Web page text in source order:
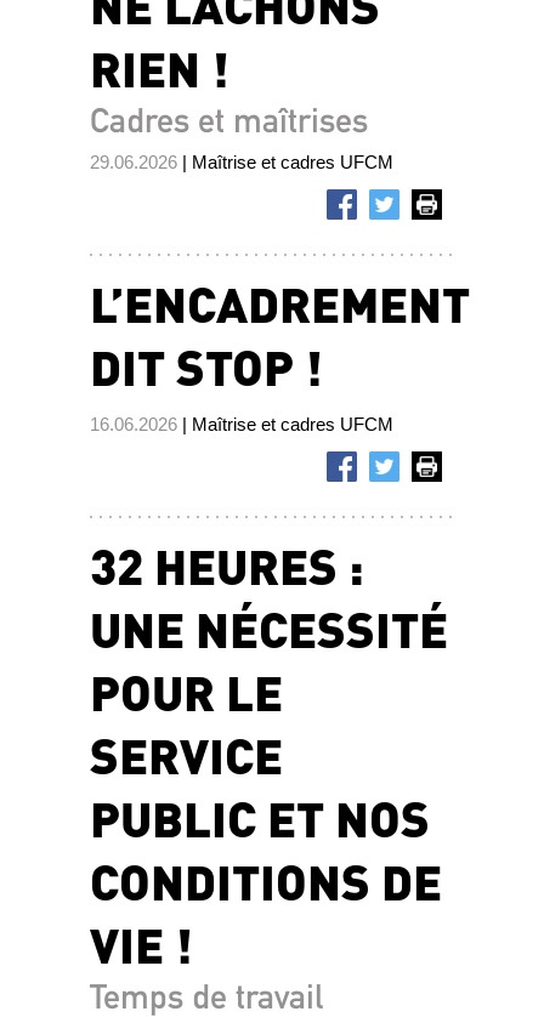
RIEN !
Cadres et maîtrises
29.06.2026 | Maîtrise et cadres UFCM
L’ENCADREMENT
DIT STOP !
16.06.2026 | Maîtrise et cadres UFCM
32 HEURES :
UNE NÉCESSITÉ
POUR LE
SERVICE
PUBLIC ET NOS
CONDITIONS DE
VIE !
Temps de travail